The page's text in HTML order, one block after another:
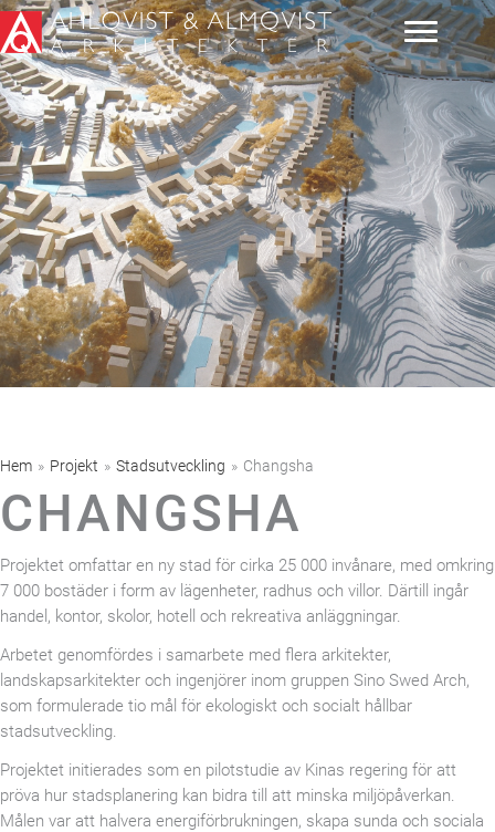
Hoppa
till
innehåll
Hem » Projekt » Stadsutveckling » Changsha
CHANGSHA
Projektet omfattar en ny stad för cirka 25 000 invånare, med omkring
7 000 bostäder i form av lägenheter, radhus och villor. Därtill ingår
handel, kontor, skolor, hotell och rekreativa anläggningar.
Arbetet genomfördes i samarbete med flera arkitekter,
landskapsarkitekter och ingenjörer inom gruppen Sino Swed Arch,
som formulerade tio mål för ekologiskt och socialt hållbar
stadsutveckling.
Projektet initierades som en pilotstudie av Kinas regering för att
pröva hur stadsplanering kan bidra till att minska miljöpåverkan.
Målen var att halvera energiförbrukningen, skapa sunda och sociala